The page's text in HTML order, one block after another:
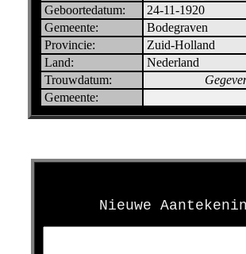
Geboortedatum:
24-11-1920
Gemeente:
Bodegraven
Provincie:
Zuid-Holland
Land:
Nederland
Trouwdatum:
Gemeente:
Nieuwe